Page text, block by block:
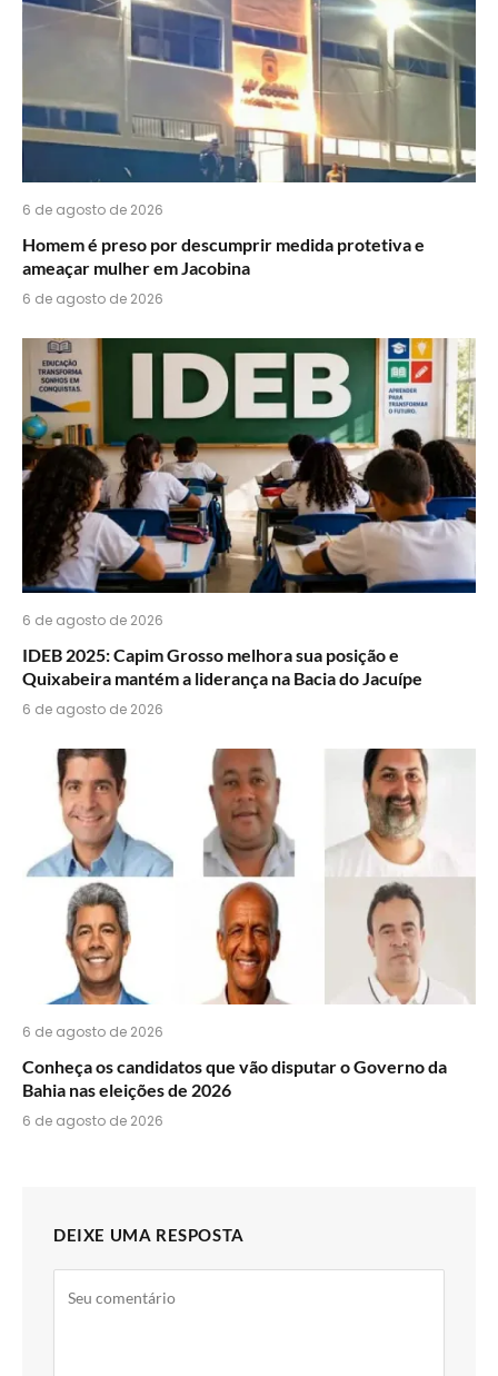
6 de agosto de 2026
Homem é preso por descumprir medida protetiva e
ameaçar mulher em Jacobina
6 de agosto de 2026
6 de agosto de 2026
IDEB 2025: Capim Grosso melhora sua posição e
Quixabeira mantém a liderança na Bacia do Jacuípe
6 de agosto de 2026
6 de agosto de 2026
Conheça os candidatos que vão disputar o Governo da
Bahia nas eleições de 2026
6 de agosto de 2026
DEIXE UMA RESPOSTA